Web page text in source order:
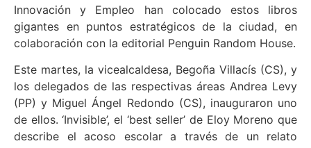
Innovación y Empleo han colocado estos libros
gigantes en puntos estratégicos de la ciudad, en
colaboración con la editorial Penguin Random House.
Este martes, la vicealcaldesa, Begoña Villacís (CS), y
los delegados de las respectivas áreas Andrea Levy
(PP) y Miguel Ángel Redondo (CS), inauguraron uno
de ellos. ‘Invisible’, el ‘best seller’ de Eloy Moreno que
describe el acoso escolar a través de un relato